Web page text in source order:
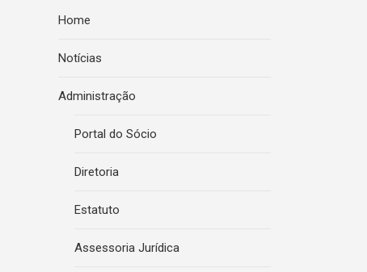
Home
Notícias
Administração
Portal do Sócio
Diretoria
Estatuto
Assessoria Jurídica